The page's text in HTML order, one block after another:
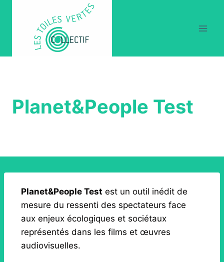
Planet&People Test
Planet&People Test est un outil inédit de
mesure du ressenti des spectateurs face
aux enjeux écologiques et sociétaux
représentés dans les films et œuvres
audiovisuelles.